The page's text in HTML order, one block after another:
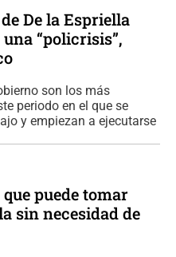
De la Espriella
“policrisis”,
son los más
periodo en el que se
y empiezan a ejecutarse
puede tomar
sin necesidad de